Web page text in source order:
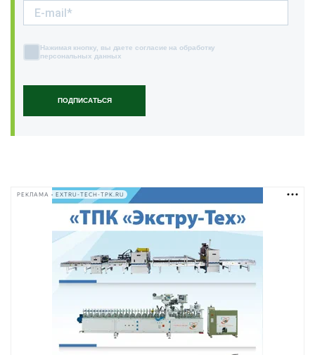
ПОДПИСАТЬСЯ
Нажимая кнопку, вы даете согласие на обработку
персональных данных
РЕКЛАМА • EXTRU-TECH-TPK.RU